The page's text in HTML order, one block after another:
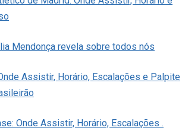
Mendonça revela sobre todos nós
Assistir, Horário, Escalações e Palpite
Onde Assistir, Horário, Escalações .